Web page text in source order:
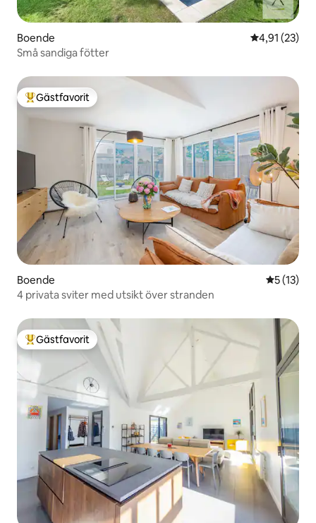
Boende 4,91 av 5 i
4,91 (23)
Små sandiga fötter
Populär gästfavorit
Gästfavorit
Boende 5 av 5 i
5 (13)
4 privata sviter med utsikt över stranden
Populär gästfavorit
Gästfavorit